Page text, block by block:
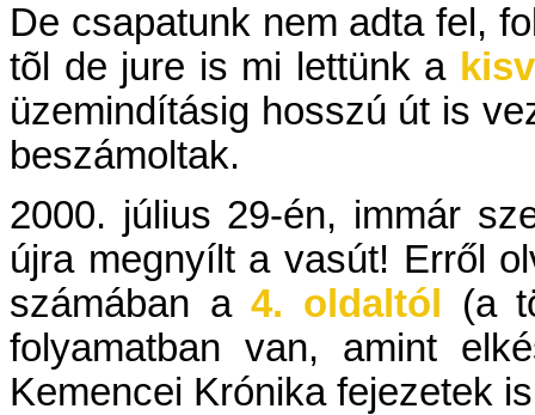
De csapatunk nem adta fel,
tõl de jure is mi lettünk a
üzemindításig hosszú út is
beszámoltak.
2000. július 29-én, immár
újra megnyílt a vasút! Erről
számában a4. oldaltól
(a
folyamatban van, amint
Kemencei Krónika fejezetek